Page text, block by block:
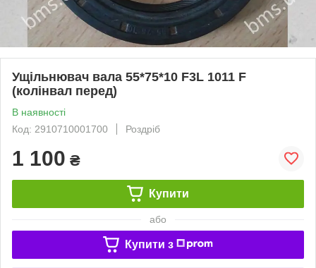
Ущільнювач вала 55*75*10 F3L 1011 F
(колінвал перед)
В наявності
Код: 2910710001700
Роздріб
1 100 ₴
Купити
або
Купити з